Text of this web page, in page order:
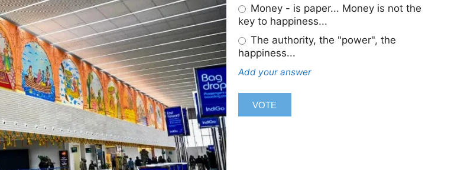
Money - is paper... Money is not the
key to happiness...
The authority, the "power", the
happiness...
Add your answer